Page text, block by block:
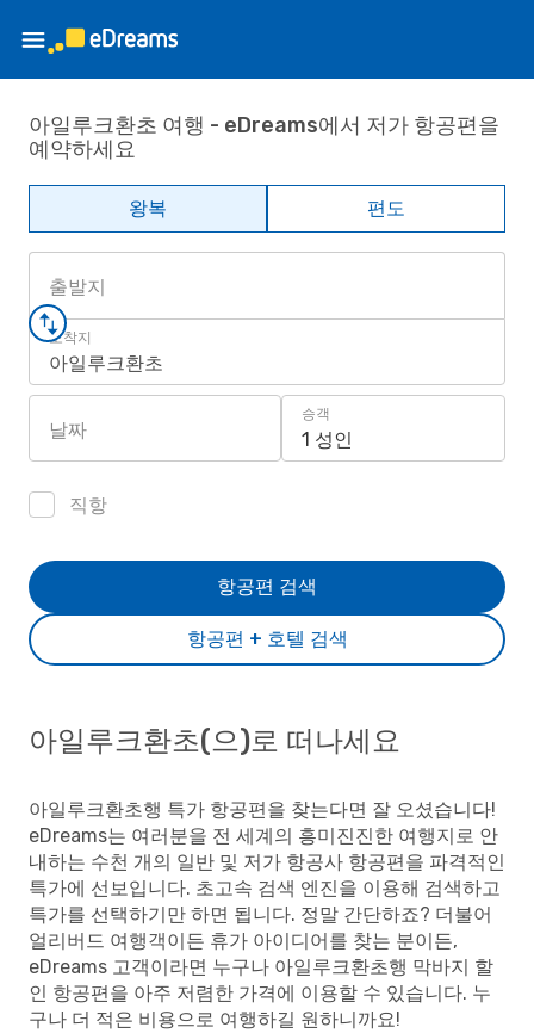
아일루크환초 여행 - eDreams에서 저가 항공편을
예약하세요
왕복 편도
출발지
도착지
아일루크환초
날짜
승객
1 성인
직항
항공편 + 호텔 검색
항공편 검색
아일루크환초(으)로 떠나세요
아일루크환초행 특가 항공편을 찾는다면 잘 오셨습니다!
eDreams는 여러분을 전 세계의 흥미진진한 여행지로 안
내하는 수천 개의 일반 및 저가 항공사 항공편을 파격적인
특가에 선보입니다. 초고속 검색 엔진을 이용해 검색하고
특가를 선택하기만 하면 됩니다. 정말 간단하죠? 더불어
얼리버드 여행객이든 휴가 아이디어를 찾는 분이든,
eDreams 고객이라면 누구나 아일루크환초행 막바지 할
인 항공편을 아주 저렴한 가격에 이용할 수 있습니다. 누
구나 더 적은 비용으로 여행하길 원하니까요!